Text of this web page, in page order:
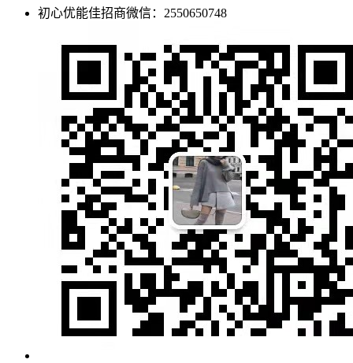
初心优能佳招商微信：2550650748